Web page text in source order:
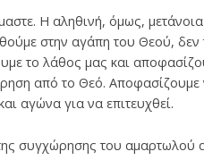
Η αληθινή, όμως, μετάνοια
στην αγάπη του Θεού, δεν
το λάθος μας και
από το Θεό.
αγώνα για να επιτευχθεί.
συγχώρησης του αμαρτωλού